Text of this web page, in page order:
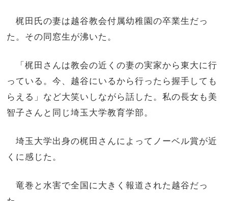
梶田氏の妻は越谷教会付属幼稚園の卒業生だっ
た。その同窓生が沸いた。
「梶田さんは教会の近くの妻の実家から東大に行
っている。今、越谷にいるから行ったら握手しても
らえる」など大笑いしながら話した。私の長女も美
智子さんと同じ埼玉大学教育学部。
埼玉大学出身の梶田さんによってノーベル賞が近
くに感じた。
竜巻と水害で全国に大きく報道された越谷だっ